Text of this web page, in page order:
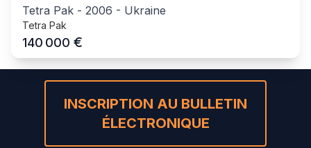
Tetra Pak - 2006 - Ukraine
Tetra Pak
140 000 €
INSCRIPTION AU BULLETIN
ÉLECTRONIQUE